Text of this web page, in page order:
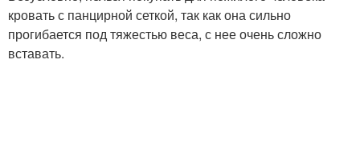
кровать с панцирной сеткой, так как она сильно
прогибается под тяжестью веса, с нее очень сложно
вставать.